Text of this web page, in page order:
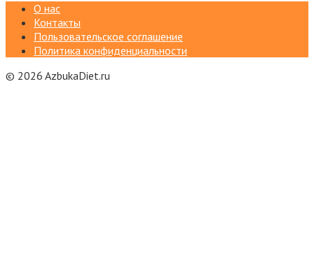
О нас
Контакты
Пользовательское соглашение
Политика конфиденциальности
© 2026 AzbukaDiet.ru